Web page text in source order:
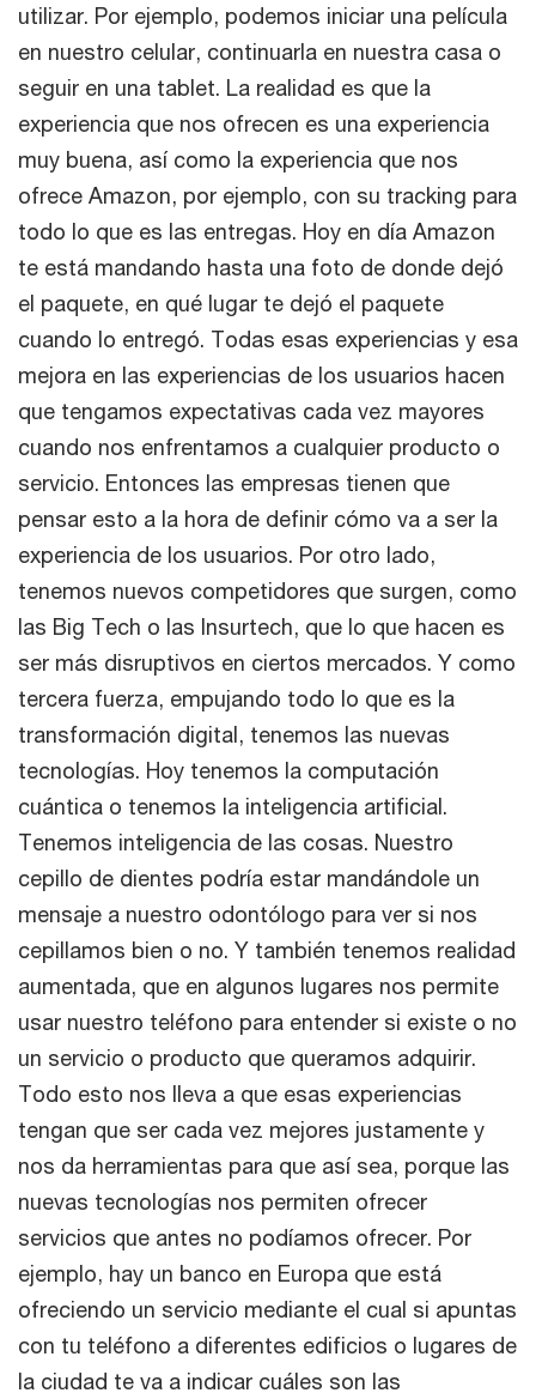
utilizar. Por ejemplo, podemos iniciar una película
en nuestro celular, continuarla en nuestra casa o
seguir en una tablet. La realidad es que la
experiencia que nos ofrecen es una experiencia
muy buena, así como la experiencia que nos
ofrece Amazon, por ejemplo, con su tracking para
todo lo que es las entregas. Hoy en día Amazon
te está mandando hasta una foto de donde dejó
el paquete, en qué lugar te dejó el paquete
cuando lo entregó. Todas esas experiencias y esa
mejora en las experiencias de los usuarios hacen
que tengamos expectativas cada vez mayores
cuando nos enfrentamos a cualquier producto o
servicio. Entonces las empresas tienen que
pensar esto a la hora de definir cómo va a ser la
experiencia de los usuarios. Por otro lado,
tenemos nuevos competidores que surgen, como
las Big Tech o las Insurtech, que lo que hacen es
ser más disruptivos en ciertos mercados. Y como
tercera fuerza, empujando todo lo que es la
transformación digital, tenemos las nuevas
tecnologías. Hoy tenemos la computación
cuántica o tenemos la inteligencia artificial.
Tenemos inteligencia de las cosas. Nuestro
cepillo de dientes podría estar mandándole un
mensaje a nuestro odontólogo para ver si nos
cepillamos bien o no. Y también tenemos realidad
aumentada, que en algunos lugares nos permite
usar nuestro teléfono para entender si existe o no
un servicio o producto que queramos adquirir.
Todo esto nos lleva a que esas experiencias
tengan que ser cada vez mejores justamente y
nos da herramientas para que así sea, porque las
nuevas tecnologías nos permiten ofrecer
servicios que antes no podíamos ofrecer. Por
ejemplo, hay un banco en Europa que está
ofreciendo un servicio mediante el cual si apuntas
con tu teléfono a diferentes edificios o lugares de
la ciudad te va a indicar cuáles son las